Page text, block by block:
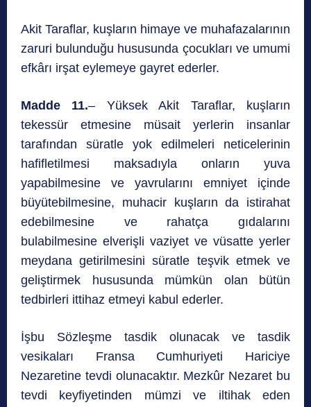
Akit Taraflar, kuşların himaye ve muhafazalarının
zaruri bulunduğu hususunda çocukları ve umumi
efkârı irşat eylemeye gayret ederler.
Madde 11.– Yüksek Akit Taraflar, kuşların
tekessür etmesine müsait yerlerin insanlar
tarafından süratle yok edilmeleri neticelerinin
hafifletilmesi maksadıyla onların yuva
yapabilmesine ve yavrularını emniyet içinde
büyütebilmesine, muhacir kuşların da istirahat
edebilmesine ve rahatça gıdalarını
bulabilmesine elverişli vaziyet ve vüsatte yerler
meydana getirilmesini süratle teşvik etmek ve
geliştirmek hususunda mümkün olan bütün
tedbirleri ittihaz etmeyi kabul ederler.
İşbu Sözleşme tasdik olunacak ve tasdik
vesikaları Fransa Cumhuriyeti Hariciye
Nezaretine tevdi olunacaktır. Mezkûr Nezaret bu
tevdi keyfiyetinden mümzi ve iltihak eden